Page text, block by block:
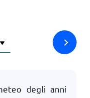
degli anni